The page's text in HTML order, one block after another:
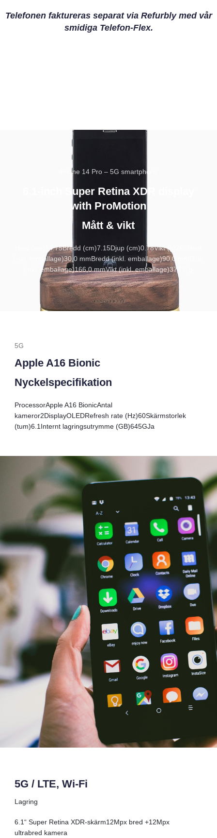
Telefonen faktureras separat via Refurbly med vår
smidiga Telefon-Flex.
iPhone 14 Pro – 5G smartphone
6.1-inch Super Retina XDR display
with ProMotion
Mått & vikt
14.75Bredd (cm)7.15Djup (cm)0.78Vikt (g)
(inkl. emballage)30,0 mmBredd (inkl. emballage)90,0 mm
(inkl. emballage)166,0 mmVikt (inkl. emballage)374,0 g
5G
Apple A16 Bionic
Nyckelspecifikation
ProcessorApple A16 BionicAntal
kameror2DisplayOLEDRefresh rate (Hz)60Skärmstorlek
(tum)6.1 Internt lagringsutrymme (GB)645GJa
5G / LTE, Wi-Fi
Lagring
6.1“ Super Retina XDR-skärm12Mpx bred +12Mpx
ultrabred kamera